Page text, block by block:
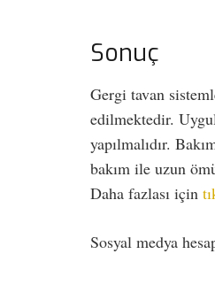
Sonuç
Gergi tavan
edilmektedir.
yapılmalıdır.
bakım ile uzun
Daha fazlası için
Sosyal medya